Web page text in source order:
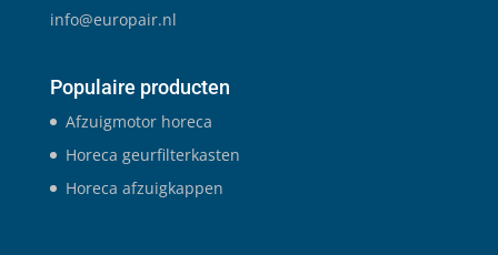
info@europair.nl
Populaire producten
Afzuigmotor horeca
Horeca geurfilterkasten
Horeca afzuigkappen